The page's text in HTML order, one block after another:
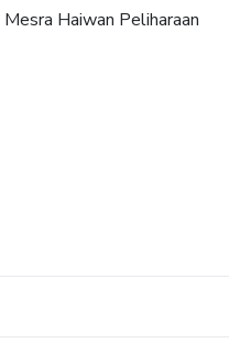
Mesra Haiwan Peliharaan